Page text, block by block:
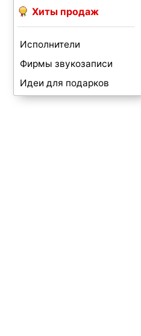
Хиты продаж
Исполнители
Фирмы звукозаписи
Идеи для подарков